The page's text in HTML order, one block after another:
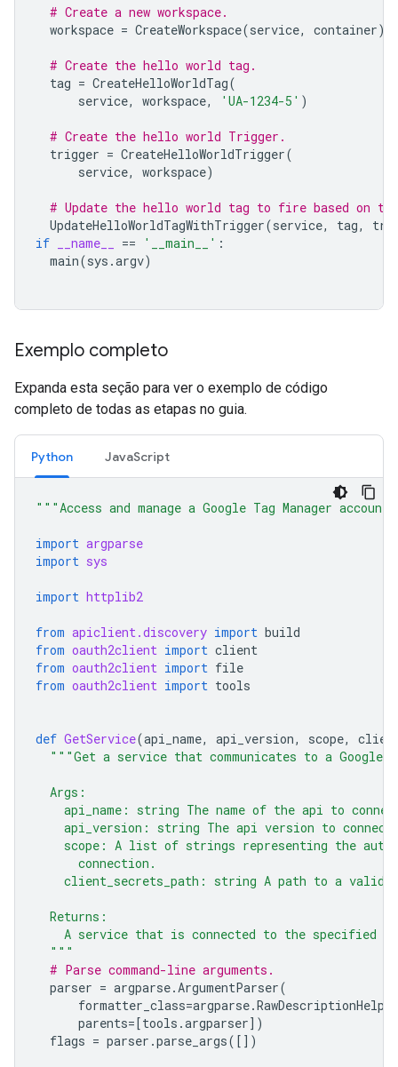
# Create a new workspace.
workspace = CreateWorkspace(service, container)
# Create the hello world tag.
tag = CreateHelloWorldTag(
service, workspace, 'UA-1234-5' )
# Create the hello world Trigger.
trigger = CreateHelloWorldTrigger(
service, workspace)
# Update the hello world tag to fire based on
UpdateHelloWorldTagWithTrigger(service, tag,
if
__name__ == '__main__' :
main(sys .argv)
Exemplo completo
Expanda esta seção para ver o exemplo de código
completo de todas as etapas no guia.
Python JavaScript
"""Access and manage a Google Tag Manager
import argparse
import sys
import httplib2
from apiclient.discovery import build
from oauth2client import client
from oauth2client import file
from oauth2client import tools
def GetService(api_name, api_version, scope,
"""Get a service that communicates to a Google
  Args:
api_name: string The name of the api to
api_version: string The api version to connect
scope: A list of strings representing the
      connection.
client_secrets_path: string A path to a valid
  Returns:
A service that is connected to the specified
  """
# Parse command-line arguments.
parser = argparse.ArgumentParser(
formatter_class=argparse.
parents=[tools .argparser])
flags = parser .parse_args([])